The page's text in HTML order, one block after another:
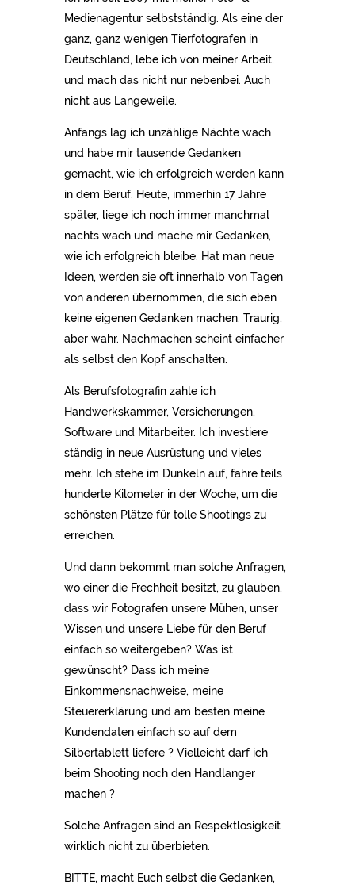
Medienagentur selbstständig. Als eine der
ganz, ganz wenigen Tierfotografen in
Deutschland, lebe ich von meiner Arbeit,
und mach das nicht nur nebenbei. Auch
nicht aus Langeweile.
Anfangs lag ich unzählige Nächte wach
und habe mir tausende Gedanken
gemacht, wie ich erfolgreich werden kann
in dem Beruf. Heute, immerhin 17 Jahre
später, liege ich noch immer manchmal
nachts wach und mache mir Gedanken,
wie ich erfolgreich bleibe. Hat man neue
Ideen, werden sie oft innerhalb von Tagen
von anderen übernommen, die sich eben
keine eigenen Gedanken machen. Traurig,
aber wahr. Nachmachen scheint einfacher
als selbst den Kopf anschalten.
Als Berufsfotografin zahle ich
Handwerkskammer, Versicherungen,
Software und Mitarbeiter. Ich investiere
ständig in neue Ausrüstung und vieles
mehr. Ich stehe im Dunkeln auf, fahre teils
hunderte Kilometer in der Woche, um die
schönsten Plätze für tolle Shootings zu
erreichen.
Und dann bekommt man solche Anfragen,
wo einer die Frechheit besitzt, zu glauben,
dass wir Fotografen unsere Mühen, unser
Wissen und unsere Liebe für den Beruf
einfach so weitergeben? Was ist
gewünscht? Dass ich meine
Einkommensnachweise, meine
Steuererklärung und am besten meine
Kundendaten einfach so auf dem
Silbertablett liefere ? Vielleicht darf ich
beim Shooting noch den Handlanger
machen ?
Solche Anfragen sind an Respektlosigkeit
wirklich nicht zu überbieten.
BITTE, macht Euch selbst die Gedanken,